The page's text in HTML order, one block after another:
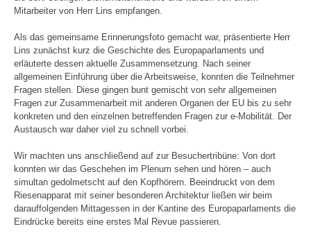
Mitarbeiter von Herr Lins empfangen.
Als das gemeinsame Erinnerungsfoto gemacht war, präsentierte Herr
Lins zunächst kurz die Geschichte des Europaparlaments und
erläuterte dessen aktuelle Zusammensetzung. Nach seiner
allgemeinen Einführung über die Arbeitsweise, konnten die Teilnehmer
Fragen stellen. Diese gingen bunt gemischt von sehr allgemeinen
Fragen zur Zusammenarbeit mit anderen Organen der EU bis zu sehr
konkreten und den einzelnen betreffenden Fragen zur e-Mobilität. Der
Austausch war daher viel zu schnell vorbei.
Wir machten uns anschließend auf zur Besuchertribüne: Von dort
konnten wir das Geschehen im Plenum sehen und hören – auch
simultan gedolmetscht auf den Kopfhörern. Beeindruckt von dem
Riesenapparat mit seiner besonderen Architektur ließen wir beim
darauffolgenden Mittagessen in der Kantine des Europaparlaments die
Eindrücke bereits eine erstes Mal Revue passieren.